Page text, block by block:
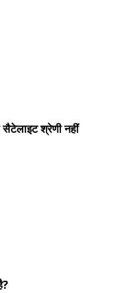
सैटेलाइट श्रेणी नहीं